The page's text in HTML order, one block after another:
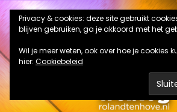
Ga
naar
de
inhoud
Privacy & cookies: deze site gebruikt
blijven gebruiken, ga je akkoord met het
Wil je meer weten, ook over hoe je cookies
hier: Cookiebeleid